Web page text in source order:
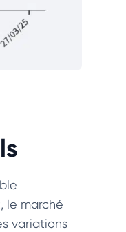
le marché
variations